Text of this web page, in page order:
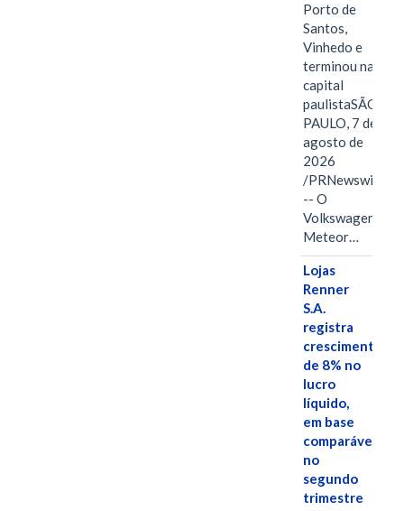
Porto de
Santos,
Vinhedo e
terminou na
capital
paulistaSÃO
PAULO, 7 de
agosto de
2026
/PRNewswire/
-- O
Volkswagen
Meteor…
Lojas
Renner
S.A.
registra
crescimento
de 8% no
lucro
líquido,
em base
comparável,
no
segundo
trimestre